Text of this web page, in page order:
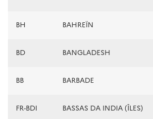
BH BAHREÏN
BD BANGLADESH
BB BARBADE
FR-BDI BASSAS DA INDIA (ÎLES)